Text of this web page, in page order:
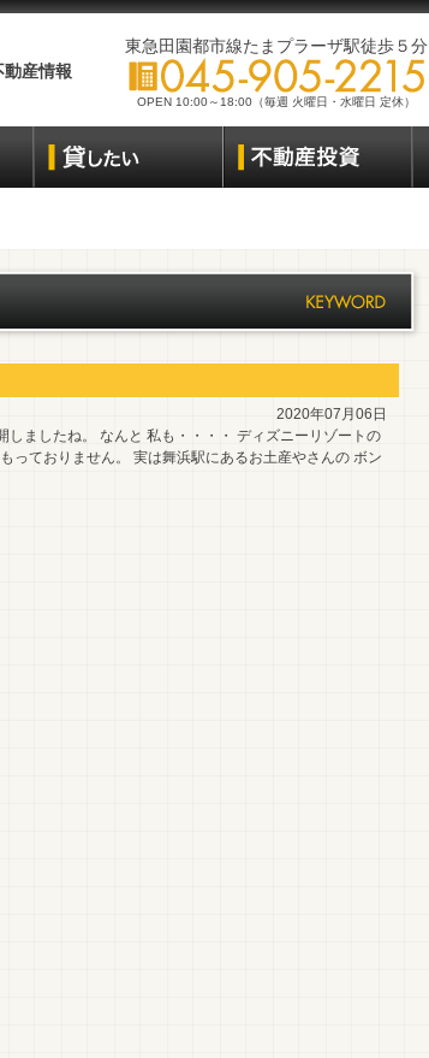
産情報
東急田園都市線たまプラーザ駅徒歩５分
OPEN 10:00～18:00（毎週 火曜日・水曜日 定休）
2020年07月06日
ましたね。 なんと 私も・・・・ ディズニーリゾートの
っておりません。 実は舞浜駅にあるお土産やさんの ボン